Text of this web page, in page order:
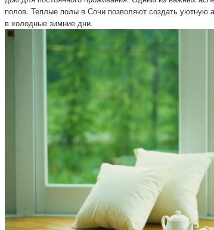
полов. Теплые полы в Сочи позволяют создать уютную
в холодные зимние дни.